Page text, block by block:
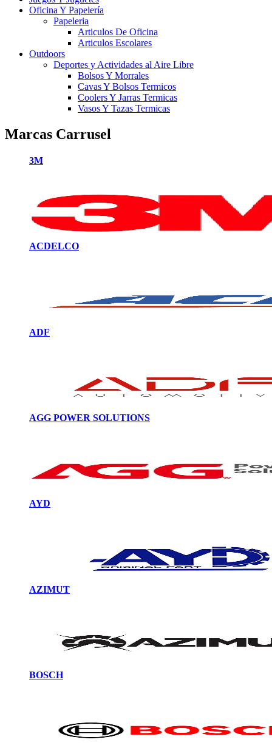
Oficina Y Papelería
Papeleria
Articulos De Oficina
Articulos Escolares
Outdoors
Deportes y Actividades al Aire Libre
Bolsos Y Morrales
Cavas Y Bolsos Termicos
Coolers Y Jarras Termicas
Vasos Y Tazas Termicas
Marcas Carrusel
3M
ACDELCO
ADF
AGG POWER SOLUTIONS
AYD
AZIMUT
BOSCH